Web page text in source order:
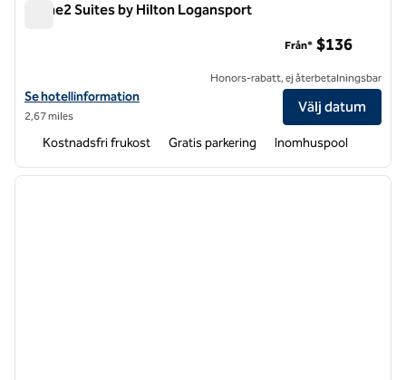
Home2 Suites by Hilton Logansport
Visa hotelluppgifter för Home2 Suites by Hilton Logansport
Se hotellinformation
2,67 miles
Från* $136
Honors-rabatt, ej återbetalningsbar
Välj datum
Kostnadsfri frukost Gratis parkering Inomhuspool
1 av 8
nästa